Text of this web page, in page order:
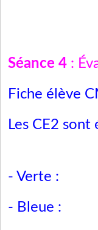
Séance 4 :
Fiche élève
Les CE2
- Verte :
- Bleue :